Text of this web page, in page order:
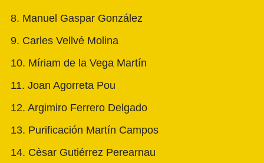
8. Manuel Gaspar González
9. Carles Vellvé Molina
10. Míriam de la Vega Martín
11. Joan Agorreta Pou
12. Argimiro Ferrero Delgado
13. Purificación Martín Campos
14. Cèsar Gutiérrez Perearnau